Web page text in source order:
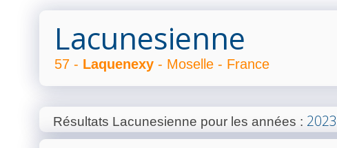
Lacunesienne
57 - Laquenexy - Moselle - France
Résultats Lacunesienne pour les années : 2023